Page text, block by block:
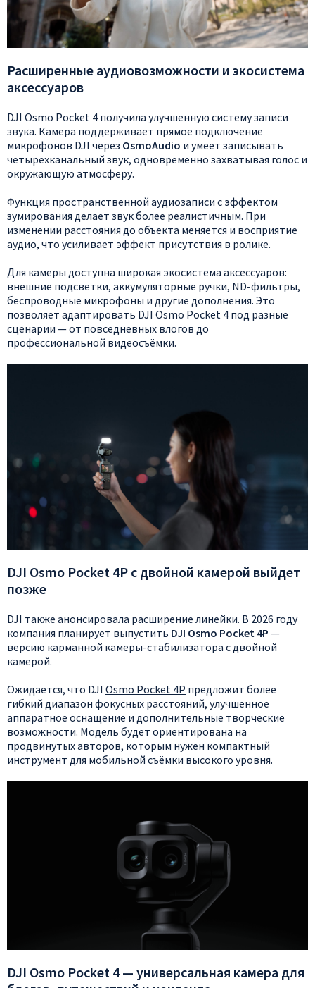
Расширенные аудиовозможности и экосистема
аксессуаров
DJI Osmo Pocket 4 получила улучшенную систему записи
звука. Камера поддерживает прямое подключение
микрофонов DJI через OsmoAudio и умеет записывать
четырёхканальный звук, одновременно захватывая голос и
окружающую атмосферу.
Функция пространственной аудиозаписи с эффектом
зумирования делает звук более реалистичным. При
изменении расстояния до объекта меняется и восприятие
аудио, что усиливает эффект присутствия в ролике.
Для камеры доступна широкая экосистема аксессуаров:
внешние подсветки, аккумуляторные ручки, ND-фильтры,
беспроводные микрофоны и другие дополнения. Это
позволяет адаптировать DJI Osmo Pocket 4 под разные
сценарии — от повседневных влогов до
профессиональной видеосъёмки.
DJI Osmo Pocket 4P с двойной камерой выйдет
позже
DJI также анонсировала расширение линейки. В 2026 году
компания планирует выпустить DJI Osmo Pocket 4P —
версию карманной камеры-стабилизатора с двойной
камерой.
Ожидается, что DJI Osmo Pocket 4P предложит более
гибкий диапазон фокусных расстояний, улучшенное
аппаратное оснащение и дополнительные творческие
возможности. Модель будет ориентирована на
продвинутых авторов, которым нужен компактный
инструмент для мобильной съёмки высокого уровня.
DJI Osmo Pocket 4 — универсальная камера для